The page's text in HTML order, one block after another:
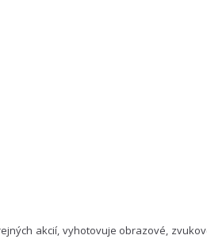
akcií, vyhotovuje obrazové,